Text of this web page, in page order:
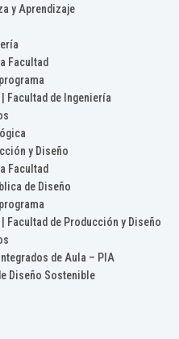
y Aprendizaje
Facultad
Facultad de Ingeniería
y Diseño
Facultad
de Diseño
Facultad de Producción y Diseño
de Aula – PIA
Diseño Sostenible